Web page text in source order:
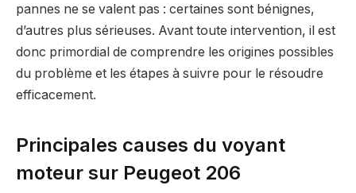
pannes ne se valent pas : certaines sont bénignes,
d’autres plus sérieuses. Avant toute intervention, il est
donc primordial de comprendre les origines possibles
du problème et les étapes à suivre pour le résoudre
efficacement.
Principales causes du voyant
moteur sur Peugeot 206